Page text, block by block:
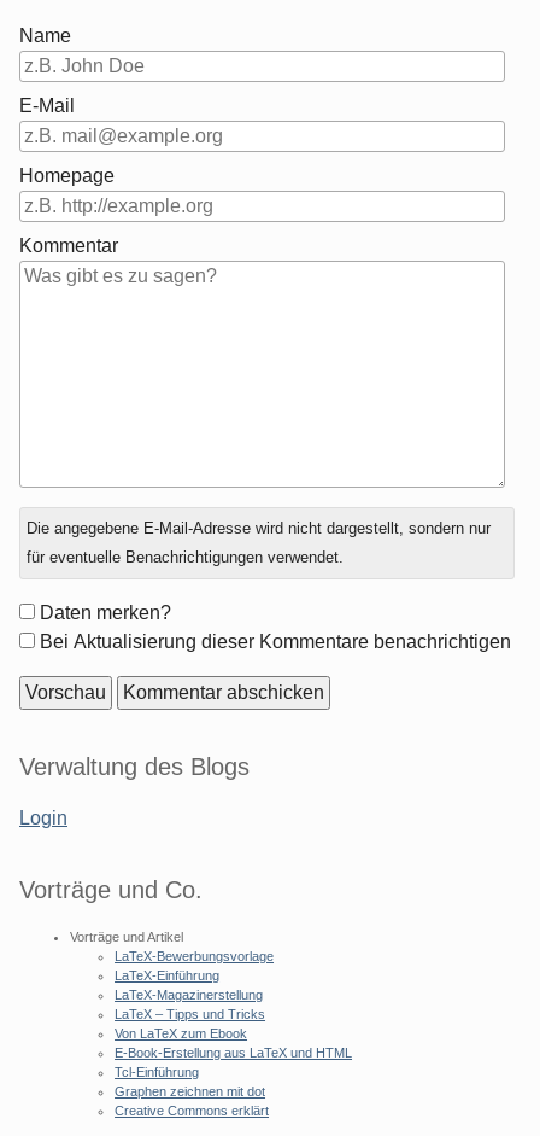
Name
E-Mail
Homepage
Kommentar
Antwort
zu
Die angegebene E-Mail-Adresse wird nicht dargestellt, sondern nur
für eventuelle Benachrichtigungen verwendet.
Formular-
Optionen
Daten merken?
Bei Aktualisierung dieser Kommentare benachrichtigen
Seitenleiste
Verwaltung des Blogs
Login
Vorträge und Co.
Vorträge und Artikel
LaTeX-Bewerbungsvorlage
LaTeX-Einführung
LaTeX-Magazinerstellung
LaTeX – Tipps und Tricks
Von LaTeX zum Ebook
E-Book-Erstellung aus LaTeX und HTML
Tcl-Einführung
Graphen zeichnen mit dot
Creative Commons erklärt